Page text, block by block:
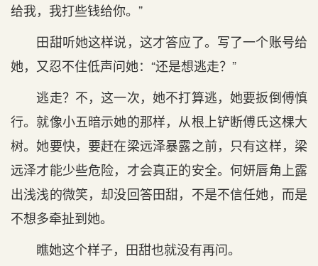
给我，我打些钱给你。”
田甜听她这样说，这才答应了。写了一个账号给
她，又忍不住低声问她：“还是想逃走？”
逃走？不，这一次，她不打算逃，她要扳倒傅慎
行。就像小五暗示她的那样，从根上铲断傅氏这棵大
树。她要快，要赶在梁远泽暴露之前，只有这样，梁
远泽才能少些危险，才会真正的安全。何妍唇角上露
出浅浅的微笑，却没回答田甜，不是不信任她，而是
不想多牵扯到她。
瞧她这个样子，田甜也就没有再问。